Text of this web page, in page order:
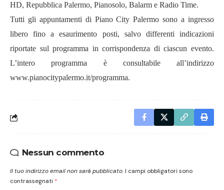
HD, Repubblica Palermo, Pianosolo, Balarm e Radio Time.
Tutti gli appuntamenti di Piano City Palermo sono a ingresso
libero fino a esaurimento posti, salvo differenti indicazioni
riportate sul programma in corrispondenza di ciascun evento.
L’intero programma è consultabile all’indirizzo
www.pianocitypalermo.it/programma.
Nessun commento
Il tuo indirizzo email non sarà pubblicato. I campi obbligatori sono
contrassegnati *